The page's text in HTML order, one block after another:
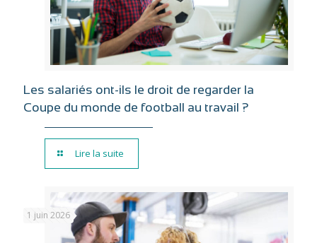
Les salariés ont-ils le droit de regarder la
Coupe du monde de football au travail ?
Lire la suite
1 juin 2026